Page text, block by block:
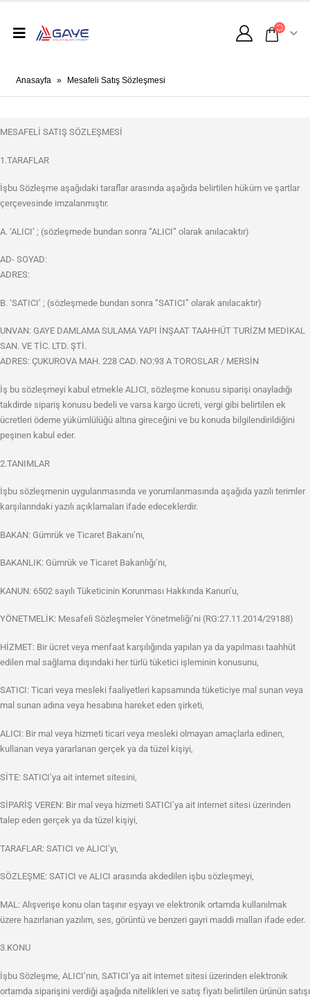
Anasayfa » Mesafeli Satış Sözleşmesi
MESAFELİ SATIŞ SÖZLEŞMESİ
1.TARAFLAR
İşbu Sözleşme aşağıdaki taraflar arasında aşağıda belirtilen hüküm ve şartlar
çerçevesinde imzalanmıştır.
A. ‘ALICI’ ; (sözleşmede bundan sonra “ALICI” olarak anılacaktır)
AD- SOYAD:
ADRES:
B. ‘SATICI’ ; (sözleşmede bundan sonra “SATICI” olarak anılacaktır)
UNVAN: GAYE DAMLAMA SULAMA YAPI İNŞAAT TAAHHÜT TURİZM MEDİKAL
SAN. VE TİC. LTD. ŞTİ.
ADRES: ÇUKUROVA MAH. 228 CAD. NO:93 A TOROSLAR / MERSİN
İş bu sözleşmeyi kabul etmekle ALICI, sözleşme konusu siparişi onayladığı
takdirde sipariş konusu bedeli ve varsa kargo ücreti, vergi gibi belirtilen ek
ücretleri ödeme yükümlülüğü altına gireceğini ve bu konuda bilgilendirildiğini
peşinen kabul eder.
2.TANIMLAR
İşbu sözleşmenin uygulanmasında ve yorumlanmasında aşağıda yazılı terimler
karşılarındaki yazılı açıklamaları ifade edeceklerdir.
BAKAN: Gümrük ve Ticaret Bakanı’nı,
BAKANLIK: Gümrük ve Ticaret Bakanlığı’nı,
KANUN: 6502 sayılı Tüketicinin Korunması Hakkında Kanun’u,
YÖNETMELİK: Mesafeli Sözleşmeler Yönetmeliği’ni (RG:27.11.2014/29188)
HİZMET: Bir ücret veya menfaat karşılığında yapılan ya da yapılması taahhüt
edilen mal sağlama dışındaki her türlü tüketici işleminin konusunu,
SATICI: Ticari veya mesleki faaliyetleri kapsamında tüketiciye mal sunan veya
mal sunan adına veya hesabına hareket eden şirketi,
ALICI: Bir mal veya hizmeti ticari veya mesleki olmayan amaçlarla edinen,
kullanan veya yararlanan gerçek ya da tüzel kişiyi,
SİTE: SATICI’ya ait internet sitesini,
SİPARİŞ VEREN: Bir mal veya hizmeti SATICI’ya ait internet sitesi üzerinden
talep eden gerçek ya da tüzel kişiyi,
TARAFLAR: SATICI ve ALICI’yı,
SÖZLEŞME: SATICI ve ALICI arasında akdedilen işbu sözleşmeyi,
MAL: Alışverişe konu olan taşınır eşyayı ve elektronik ortamda kullanılmak
üzere hazırlanan yazılım, ses, görüntü ve benzeri gayri maddi malları ifade eder.
3.KONU
İşbu Sözleşme, ALICI’nın, SATICI’ya ait internet sitesi üzerinden elektronik
ortamda siparişini verdiği aşağıda nitelikleri ve satış fiyatı belirtilen ürünün satışı